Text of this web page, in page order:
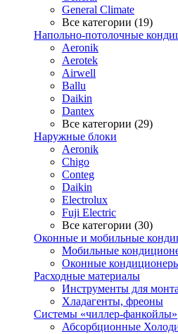
General Climate
Все категории (19)
Напольно-потолочные
Aeronik
Aerotek
Airwell
Ballu
Daikin
Dantex
Все категории (29)
Наружные блоки
Aeronik
Chigo
Conteg
Daikin
Electrolux
Fuji Electric
Все категории (30)
Оконные и мобильные
Мобильные
Оконные
Расходные материалы
Инструменты для
Хладагенты, фреоны
Системы «чиллер-фанкойлы»
Абсорбционные